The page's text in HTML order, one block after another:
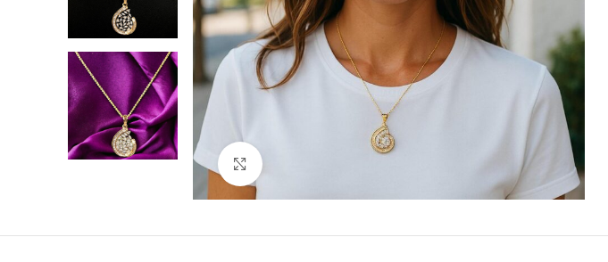
Cliquez pour agrandir